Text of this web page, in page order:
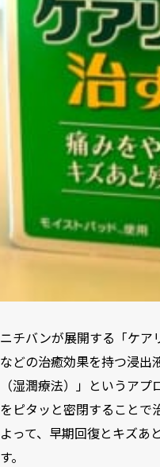
ニチバンが展開する「ケア
などの治癒効果を持つ浸出
（湿潤療法）」というア
をピタッと密閉することで
よって、早期回復とキズあ
す。